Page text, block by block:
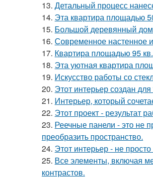
13. Детальный процесс
14. Эта квартира площадью
15. Большой деревянный
16. Современное настенное
17. Квартира площадью 95 кв.
18. Эта уютная квартира
19. Искусство работы со
20. Этот интерьер создан
21. Интерьер, который
22. Этот проект - результат
23. Реечные панели - это не
преобразить пространство.
24. Этот интерьер - не
25. Все элементы, включая
контрастов.